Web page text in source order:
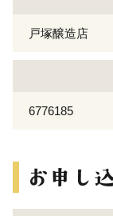
戸塚醸造店
6776185